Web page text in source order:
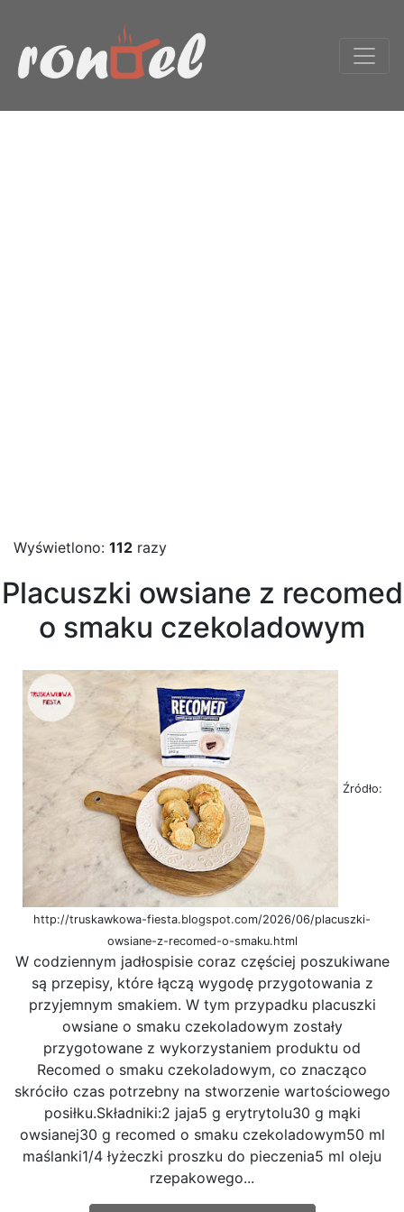
Wyświetlono: 112 razy
Placuszki owsiane z recomed
o smaku czekoladowym
Źródło:
http://truskawkowa-fiesta.blogspot.com/2026/06/placuszki-
owsiane-z-recomed-o-smaku.html
W codziennym jadłospisie coraz częściej poszukiwane
są przepisy, które łączą wygodę przygotowania z
przyjemnym smakiem. W tym przypadku placuszki
owsiane o smaku czekoladowym zostały
przygotowane z wykorzystaniem produktu od
Recomed o smaku czekoladowym, co znacząco
skróciło czas potrzebny na stworzenie wartościowego
posiłku.Składniki:2 jaja5 g erytrytolu30 g mąki
owsianej30 g recomed o smaku czekoladowym50 ml
maślanki1/4 łyżeczki proszku do pieczenia5 ml oleju
rzepakowego...